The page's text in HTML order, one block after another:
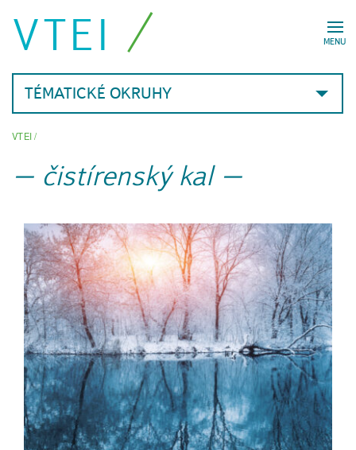
MENU
VTEI
TÉMATICKÉ OKRUHY
VTEI/
čistírenský kal